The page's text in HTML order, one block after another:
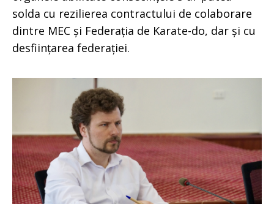
solda cu rezilierea contractului de colaborare
dintre MEC și Federația de Karate-do, dar și cu
desființarea federației.